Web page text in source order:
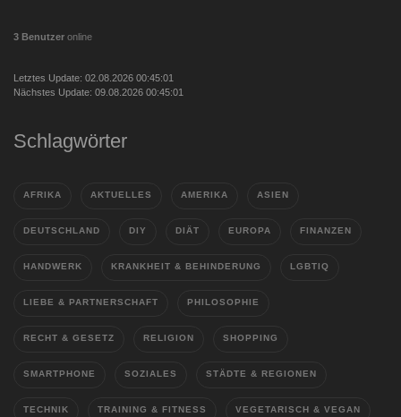
3 Benutzer online
Letztes Update: 02.08.2026 00:45:01
Nächstes Update: 09.08.2026 00:45:01
Schlagwörter
AFRIKA AKTUELLES AMERIKA ASIEN
DEUTSCHLAND DIY DIÄT EUROPA FINANZEN
HANDWERK KRANKHEIT & BEHINDERUNG LGBTIQ
LIEBE & PARTNERSCHAFT PHILOSOPHIE
RECHT & GESETZ RELIGION SHOPPING
SMARTPHONE SOZIALES STÄDTE & REGIONEN
TECHNIK TRAINING & FITNESS VEGETARISCH & VEGAN